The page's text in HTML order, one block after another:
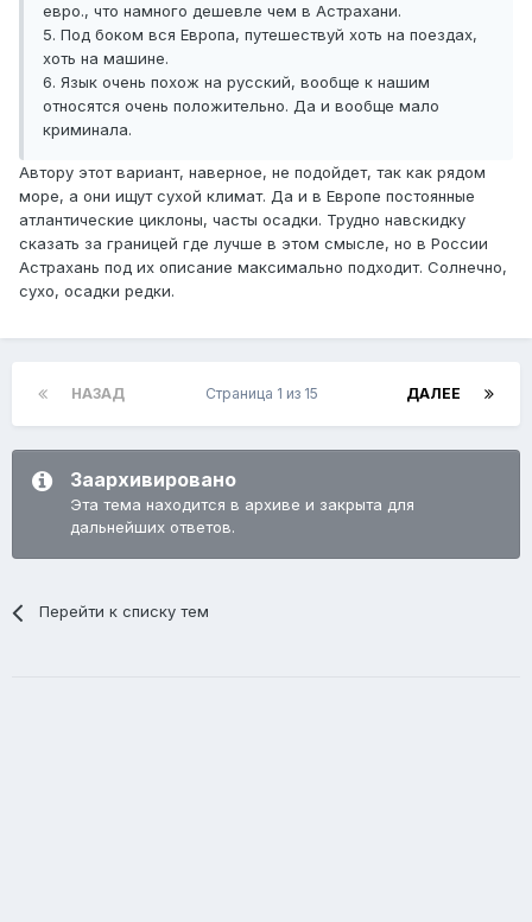
евро., что намного дешевле чем в Астрахани.
5. Под боком вся Европа, путешествуй хоть на поездах,
хоть на машине.
6. Язык очень похож на русский, вообще к нашим
относятся очень положительно. Да и вообще мало
криминала.
Автору этот вариант, наверное, не подойдет, так как рядом
море, а они ищут сухой климат. Да и в Европе постоянные
атлантические циклоны, часты осадки. Трудно навскидку
сказать за границей где лучше в этом смысле, но в России
Астрахань под их описание максимально подходит. Солнечно,
сухо, осадки редки.
НАЗАД ДАЛЕЕ
Страница 1 из 15
Заархивировано
Эта тема находится в архиве и закрыта для
дальнейших ответов.
Перейти к списку тем